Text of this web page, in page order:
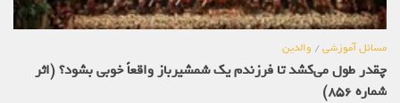
مسائل آموزشی/ والدین
چقدر طول می‌کشد تا فرزندم یک شمشیرباز واقعاً خوبی بشود؟ (اثر
شماره 856)